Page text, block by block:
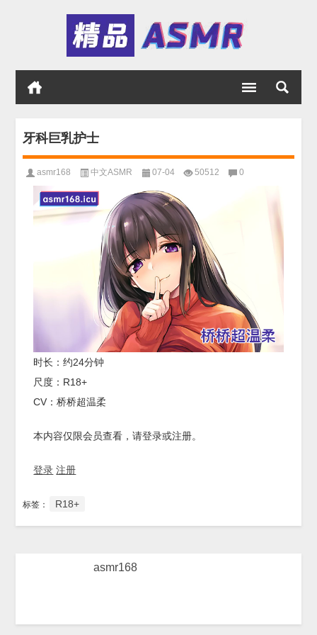
牙科巨乳护士
asmr168 中文ASMR 07-04 50512 0
时长：约24分钟
尺度：R18+
CV：桥桥超温柔
本内容仅限会员查看，请登录或注册。
登录 注册
标签： R18+
asmr168